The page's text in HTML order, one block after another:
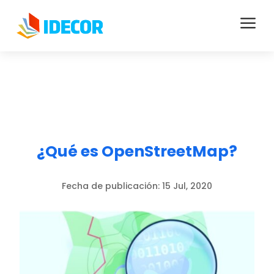
a
¿Qué es OpenStreetMap?
Fecha de publicación: 15 Jul, 2020